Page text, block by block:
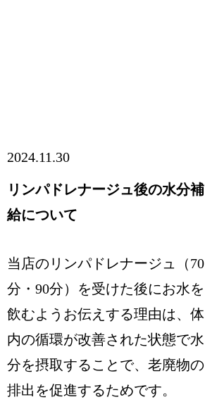
2024.11.30
リンパドレナージュ後の水分補
給について
当店のリンパドレナージュ（70
分・90分）を受けた後にお水を
飲むようお伝えする理由は、体
内の循環が改善された状態で水
分を摂取することで、老廃物の
排出を促進するためです。